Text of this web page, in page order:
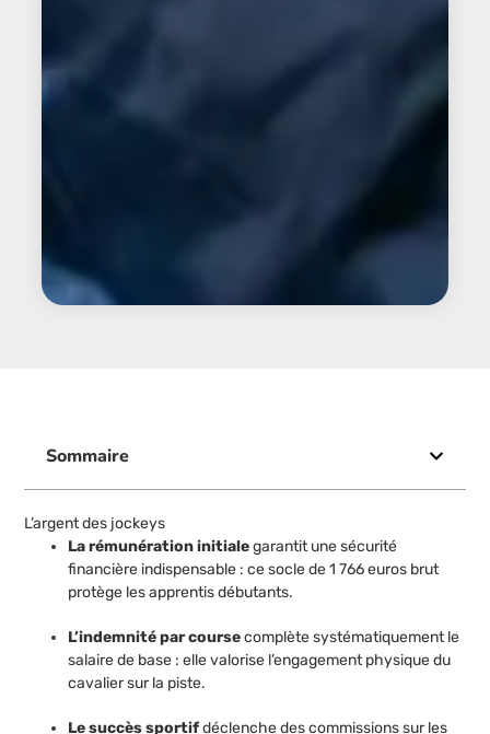
Sommaire
L’argent des jockeys
La rémunération initialegarantit une sécurité
financière indispensable : ce socle de 1 766 euros brut
protège les apprentis débutants.
L’indemnité par coursecomplète systématiquement le
salaire de base : elle valorise l’engagement physique du
cavalier sur la piste.
Le succès sportifdéclenche des commissions sur les